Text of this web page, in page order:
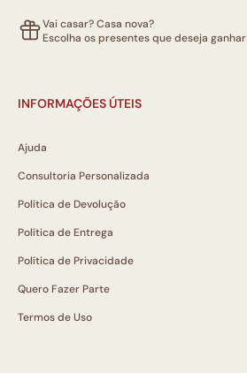
Vai casar? Casa nova?
Escolha os presentes que deseja ganhar
INFORMAÇÕES ÚTEIS
Ajuda
Consultoria Personalizada
Política de Devolução
Política de Entrega
Política de Privacidade
Quero Fazer Parte
Termos de Uso